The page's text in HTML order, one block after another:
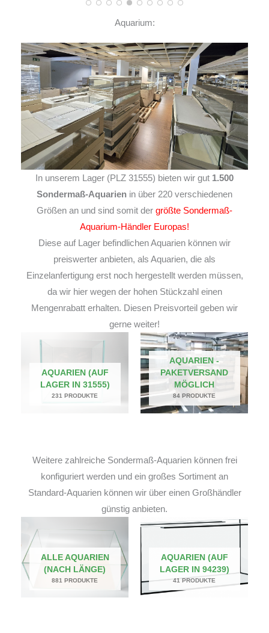
Aquarium:
In unserem Lager (PLZ 31555) bieten wir gut 1.500
Sondermaß-Aquarien in über 220 verschiedenen
Größen an und sind somit der größte Sondermaß-
Aquarium-Händler Europas!
Diese auf Lager befindlichen Aquarien können wir
preiswerter anbieten, als Aquarien, die als
Einzelanfertigung erst noch hergestellt werden müssen,
da wir hier wegen der hohen Stückzahl einen
Mengenrabatt erhalten. Diesen Preisvorteil geben wir
gerne weiter!
AQUARIEN (AUF
LAGER IN 31555)
231 PRODUKTE
AQUARIEN -
PAKETVERSAND
MÖGLICH
84 PRODUKTE
Weitere zahlreiche Sondermaß-Aquarien können frei
konfiguriert werden und ein großes Sortiment an
Standard-Aquarien können wir über einen Großhändler
günstig anbieten.
ALLE AQUARIEN
(NACH LÄNGE)
881 PRODUKTE
AQUARIEN (AUF
LAGER IN 94239)
41 PRODUKTE